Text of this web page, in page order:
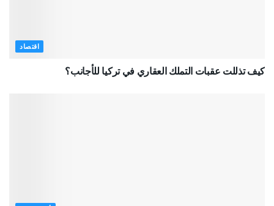
اقتصاد
كيف تذللت عقبات التملك العقاري في تركيا للأجانب؟